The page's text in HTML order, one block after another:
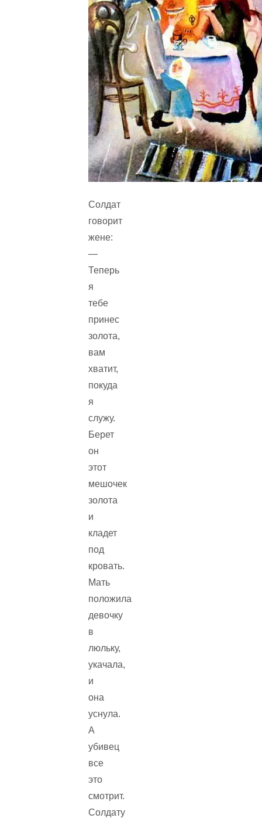
Солдат
говорит
жене:
—
Теперь
я
тебе
принес
золота,
вам
хватит,
покуда
я
служу.
Берет
он
этот
мешочек
золота
и
кладет
под
кровать.
Мать
положила
девочку
в
люльку,
укачала,
и
она
уснула.
А
убивец
все
это
смотрит.
Солдату